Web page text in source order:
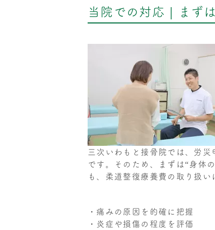
当院での対応｜まず
三次いわもと接骨院では、労
です。そのため、まずは“身体
も、柔道整復療養費の取り扱
・痛みの原因を的確に把握
・炎症や損傷の程度を評価